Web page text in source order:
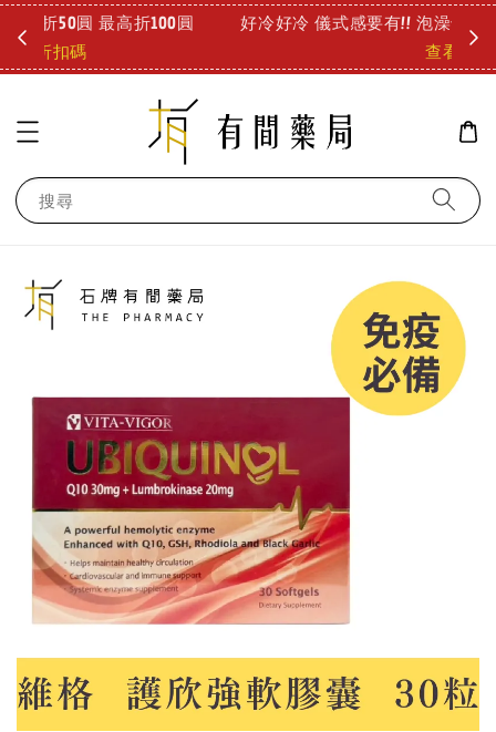
好冷好冷 儀式感要有!! 泡澡也能舒緩疲勞 療癒登場!
搜尋